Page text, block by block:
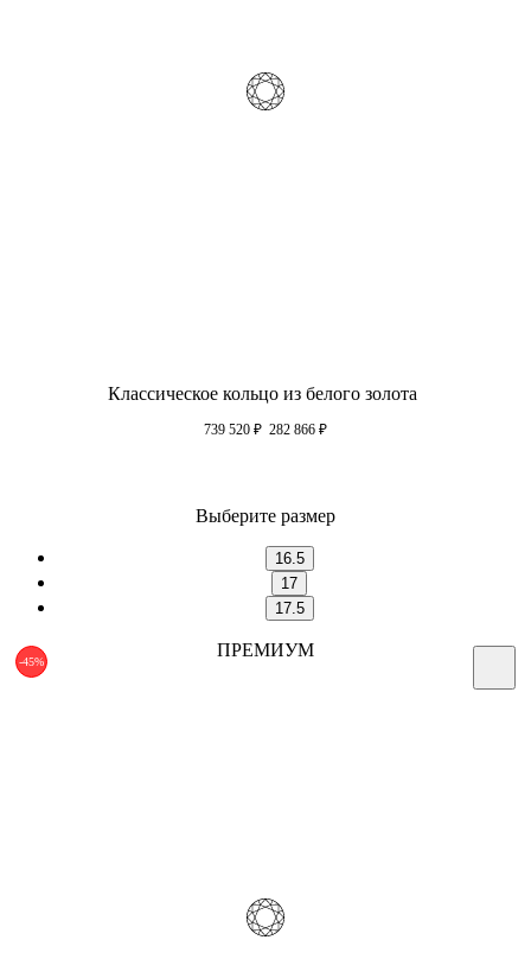
Классическое кольцо из белого золота
739 520 ₽ 282 866 ₽
Выберите размер
16.5
17
17.5
-45%
ПРЕМИУМ